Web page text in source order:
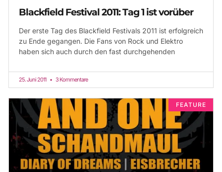
Blackfield Festival 2011: Tag 1 ist vorüber
Der erste Tag des Blackfield Festivals 2011 ist erfolgreich
zu Ende gegangen. Die Fans von Rock und Elektro
haben sich auch durch den fast durchgehenden
25. Juni 2011 3 Kommentare
FEATURE